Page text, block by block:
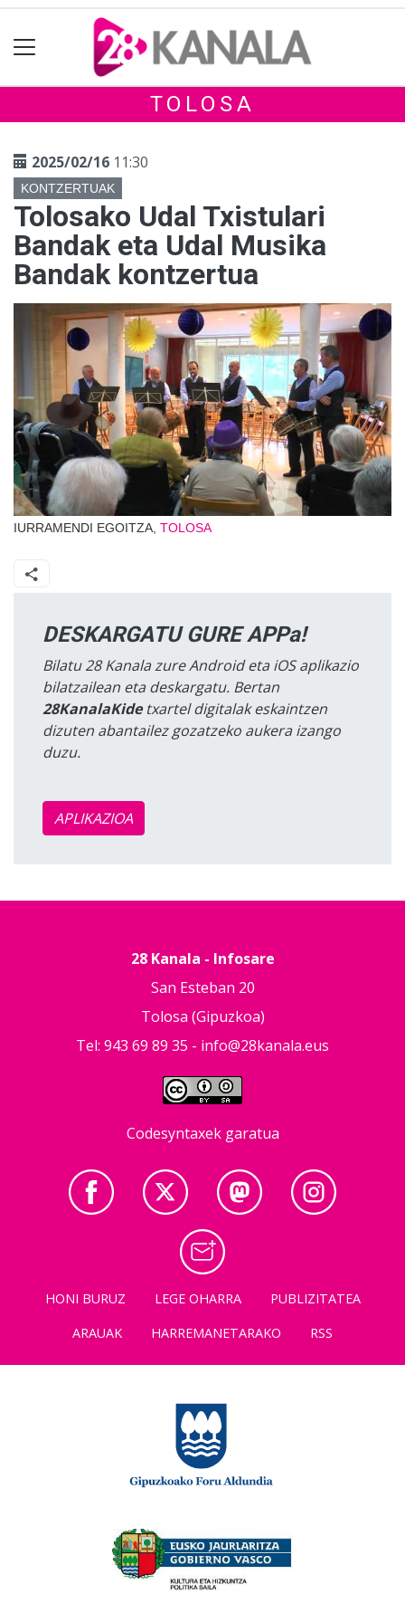
TOLOSA
2025/02/16 11:30
KONTZERTUAK
Tolosako Udal Txistulari
Bandak eta Udal Musika
Bandak kontzertua
IURRAMENDI EGOITZA, TOLOSA
DESKARGATU GURE APPa!
Bilatu 28 Kanala zure Android eta iOS aplikazio
bilatzailean eta deskargatu. Bertan
28KanalaKidetxartel digitalak eskaintzen
dizuten abantailez gozatzeko aukera izango
duzu.
APLIKAZIOA
28 Kanala - Infosare
San Esteban 20
Tolosa (Gipuzkoa)
Tel: 943 69 89 35 - info@28kanala.eus
Codesyntaxek garatua
HONI BURUZ LEGE OHARRA
PUBLIZITATEA
ARAUAK
HARREMANETARAKO RSS